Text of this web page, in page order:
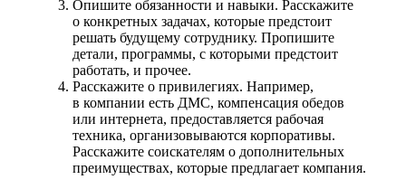
Опишите обязанности и навыки. Расскажите
о конкретных задачах, которые предстоит
решать будущему сотруднику. Пропишите
детали, программы, с которыми предстоит
работать, и прочее.
Расскажите о привилегиях. Например,
в компании есть ДМС, компенсация обедов
или интернета, предоставляется рабочая
техника, организовываются корпоративы.
Расскажите соискателям о дополнительных
преимуществах, которые предлагает компания.